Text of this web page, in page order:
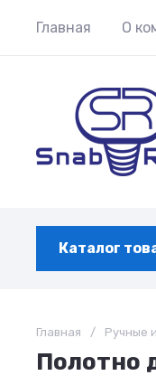
Главная О
Каталог
Главная / Ручные
Полотно